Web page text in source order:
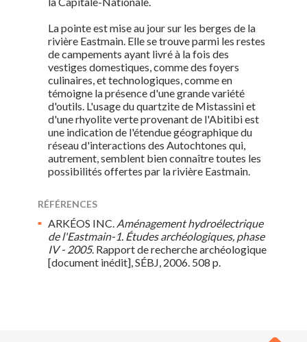
La pointe est mise au jour sur les berges de la
rivière Eastmain. Elle se trouve parmi les restes
de campements ayant livré à la fois des
vestiges domestiques, comme des foyers
culinaires, et technologiques, comme en
témoigne la présence d'une grande variété
d'outils. L'usage du quartzite de Mistassini et
d'une rhyolite verte provenant de l'Abitibi est
une indication de l'étendue géographique du
réseau d'interactions des Autochtones qui,
autrement, semblent bien connaître toutes les
possibilités offertes par la rivière Eastmain.
RÉFÉRENCES
ARKÉOS INC. Aménagement hydroélectrique
de l'Eastmain-1. Études archéologiques, phase
IV - 2005. Rapport de recherche archéologique
[document inédit], SÉBJ, 2006. 508 p.